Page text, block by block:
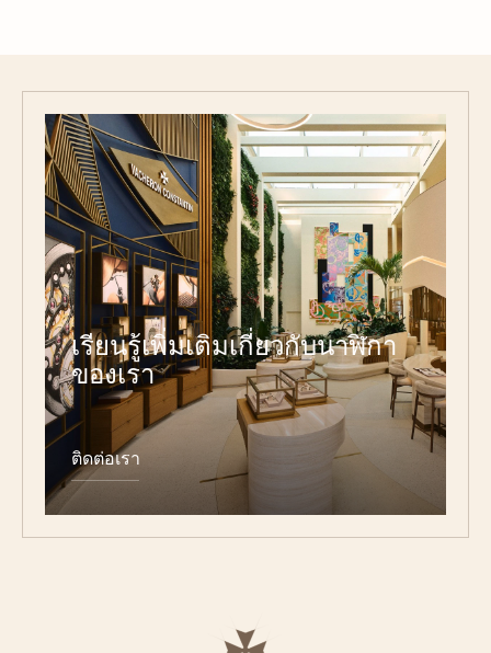
เรียนรู้เพิ่มเติมเกี่ยวกับนาฬิกา
ของเรา
ติดต่อเรา